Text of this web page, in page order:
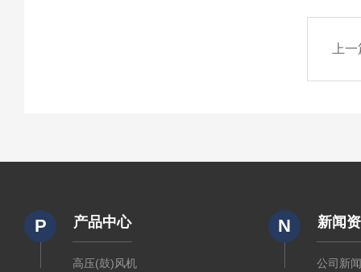
上
P 产品中心
高压(鼓)风机
N 新闻
公司新